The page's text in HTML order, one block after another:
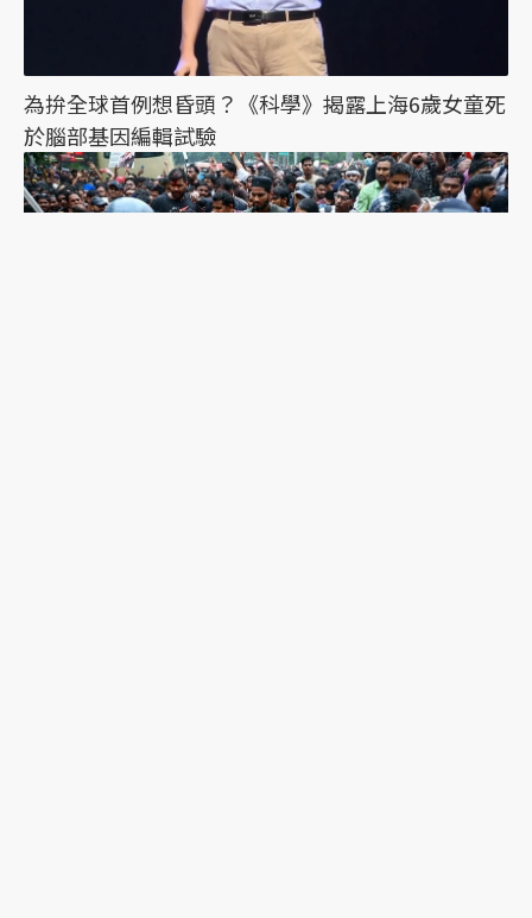
為拚全球首例想昏頭？《科學》揭露上海6歲女童死
於腦部基因編輯試驗